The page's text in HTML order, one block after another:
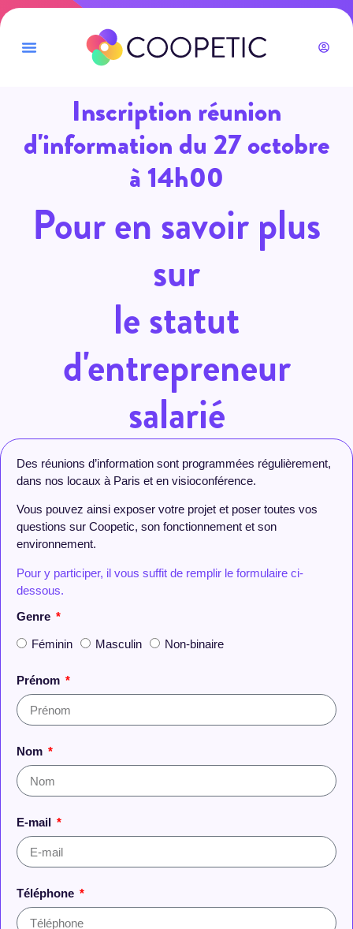
Inscription réunion
d'information du 27 octobre
à 14h00
Pour en savoir plus
sur
le statut
d'entrepreneur
salarié
Des réunions d’information sont programmées régulièrement,
dans nos locaux à Paris et en visioconférence.
Vous pouvez ainsi exposer votre projet et poser toutes vos
questions sur Coopetic, son fonctionnement et son
environnement.
Pour y participer, il vous suffit de remplir le formulaire ci-
dessous.
Genre
Féminin Masculin Non-binaire
Prénom
Nom
E-mail
Téléphone